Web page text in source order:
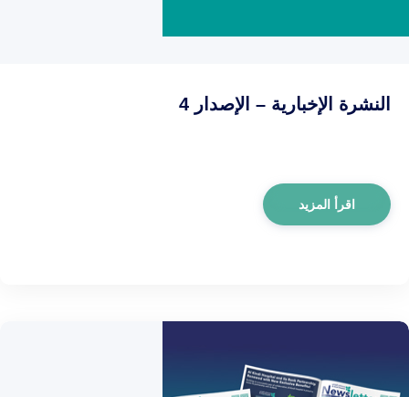
النشرة الإخبارية – الإصدار 4
اقرأ المزيد